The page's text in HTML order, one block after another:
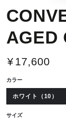
AGED
定
¥ 17,600
カラー
ホワイト（10）
サイズ